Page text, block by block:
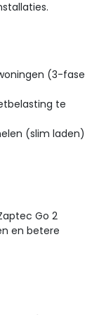
(3-fase
te
(slim laden)
Go 2
en betere